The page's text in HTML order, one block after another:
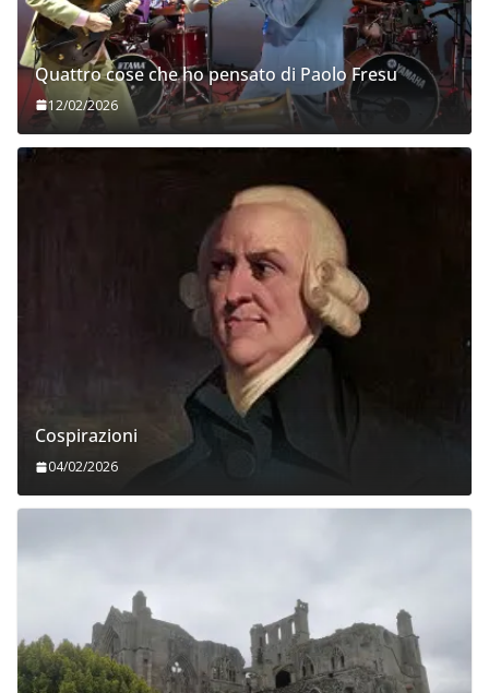
Quattro cose che ho pensato di Paolo Fresu
12/02/2026
Cospirazioni
04/02/2026